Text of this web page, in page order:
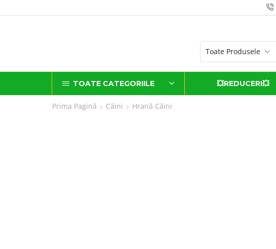
TOATE CATEGORIILE 💥REDUCERI💥
Prima Pagină Câini Hrană Câini